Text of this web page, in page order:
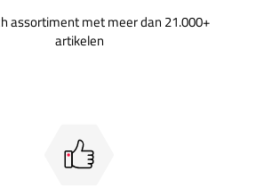
assortiment met meer dan 21.000+
artikelen